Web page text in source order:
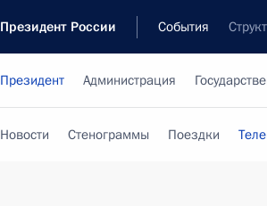
Президент России События
Президент Администрация
Новости Стенограммы Поездки